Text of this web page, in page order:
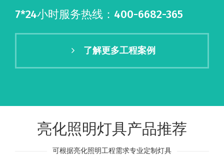
7*24小时服务热线：400-6682-365
了解更多工程案例
亮化照明灯具产品推荐
可根据亮化照明工程需求专业定制灯具